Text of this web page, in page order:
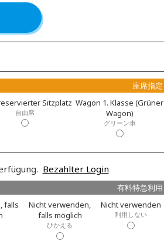
座席指定
Sitzplatz
自由席
Wagon 1. Klasse (Grüner
Wagon)
グリーン車
Bezahlter Login
有料特急利用
falls
Nicht verwenden,
falls möglich
ひかえる
Nicht verwenden
利用しない